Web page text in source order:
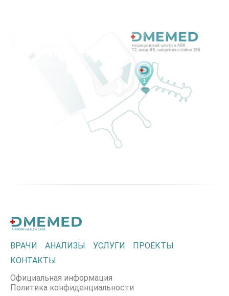
ВРАЧИ АНАЛИЗЫ УСЛУГИ
ПРОЕКТЫ
КОНТАКТЫ
Официальная информация
Политика конфиденциальности